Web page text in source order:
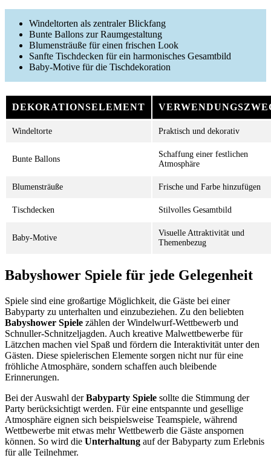
Windeltorten als zentraler Blickfang
Bunte Ballons zur Raumgestaltung
Blumensträuße für einen frischen Look
Sanfte Tischdecken für ein harmonisches Gesamtbild
Baby-Motive für die Tischdekoration
DEKORATIONSELEMENT
Windeltorte Praktisch und dekorativ
Bunte Ballons
Schaffung einer festlichen
Atmosphäre
Blumensträuße Frische und Farbe hinzufügen
Tischdecken Stilvolles Gesamtbild
Baby-Motive
Visuelle Attraktivität und
Themenbezug
Babyshower Spiele für jede Gelegenheit
Spiele sind eine großartige Möglichkeit, die Gäste bei einer
Babyparty zu unterhalten und einzubeziehen. Zu den beliebten
Babyshower Spiele zählen der Windelwurf-Wettbewerb und
Schnuller-Schnitzeljagden. Auch kreative Malwettbewerbe für
Lätzchen machen viel Spaß und fördern die Interaktivität unter den
Gästen. Diese spielerischen Elemente sorgen nicht nur für eine
fröhliche Atmosphäre, sondern schaffen auch bleibende
Erinnerungen.
Bei der Auswahl derBabyparty Spiele sollte die Stimmung der
Party berücksichtigt werden. Für eine entspannte und gesellige
Atmosphäre eignen sich beispielsweise Teamspiele, während
Wettbewerbe mit etwas mehr Wettbewerb die Gäste anspornen
können. So wird die Unterhaltung auf der Babyparty zum Erlebnis
für alle Teilnehmer.